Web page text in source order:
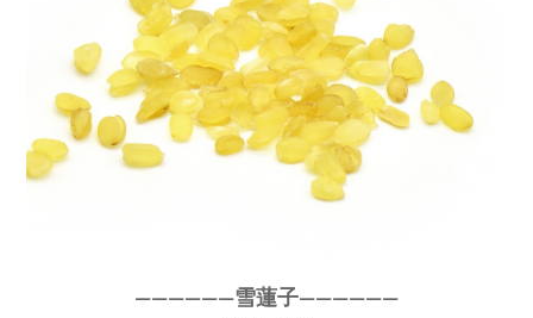
——————雪蓮子——————